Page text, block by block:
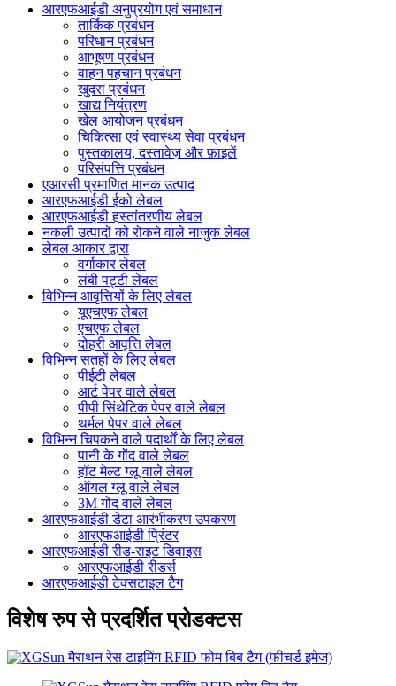
आरएफआईडी अनुप्रयोग एवं समाधान
तार्किक प्रबंधन
परिधान प्रबंधन
आभूषण प्रबंधन
वाहन पहचान प्रबंधन
खुदरा प्रबंधन
खाद्य नियंत्रण
खेल आयोजन प्रबंधन
चिकित्सा एवं स्वास्थ्य सेवा प्रबंधन
पुस्तकालय, दस्तावेज़ और फ़ाइलें
परिसंपत्ति प्रबंधन
एआरसी प्रमाणित मानक उत्पाद
आरएफआईडी ईको लेबल
आरएफआईडी हस्तांतरणीय लेबल
नकली उत्पादों को रोकने वाले नाजुक लेबल
लेबल आकार द्वारा
वर्गाकार लेबल
लंबी पट्टी लेबल
विभिन्न आवृत्तियों के लिए लेबल
यूएचएफ लेबल
एचएफ लेबल
दोहरी आवृत्ति लेबल
विभिन्न सतहों के लिए लेबल
पीईटी लेबल
आर्ट पेपर वाले लेबल
पीपी सिंथेटिक पेपर वाले लेबल
थर्मल पेपर वाले लेबल
विभिन्न चिपकने वाले पदार्थों के लिए लेबल
पानी के गोंद वाले लेबल
हॉट मेल्ट ग्लू वाले लेबल
ऑयल ग्लू वाले लेबल
3M गोंद वाले लेबल
आरएफआईडी डेटा आरंभीकरण उपकरण
आरएफआईडी प्रिंटर
आरएफआईडी रीड-राइट डिवाइस
आरएफआईडी रीडर्स
आरएफआईडी टेक्सटाइल टैग
विशेष रुप से प्रदर्शित प्रोडक्टस